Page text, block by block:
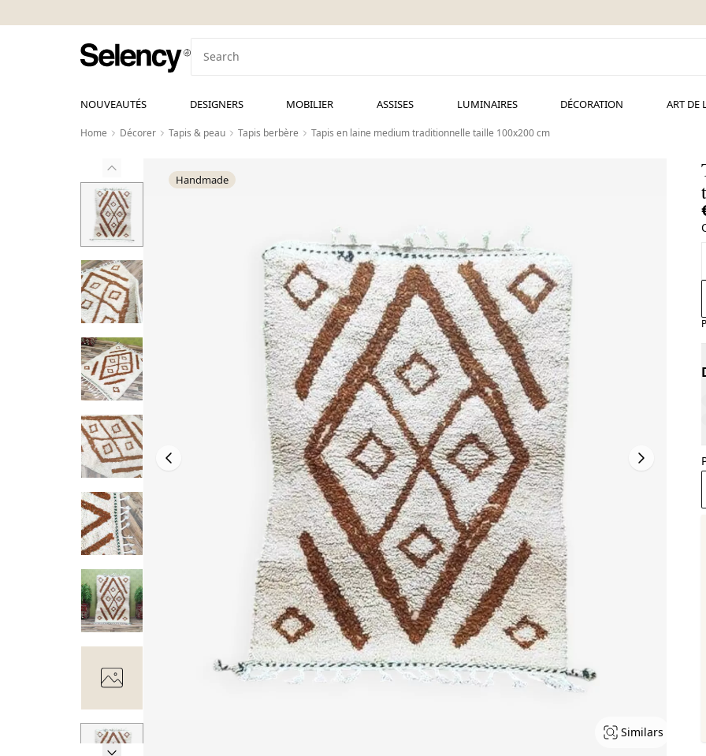
NOUVEAUTÉS DESIGNERS MOBILIER ASSISES LUMINAIRES DÉCORATION ART DE
Home Décorer Tapis & peau Tapis berbère Tapis en laine medium traditionnelle taille 100x200 cm
Handmade
Similars